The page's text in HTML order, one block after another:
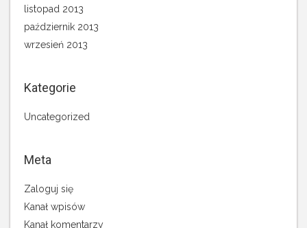
listopad 2013
październik 2013
wrzesień 2013
Kategorie
Uncategorized
Meta
Zaloguj się
Kanał wpisów
Kanał komentarzy